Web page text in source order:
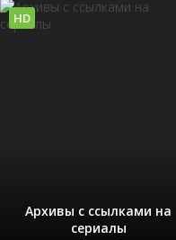
Архивы с ссылками на
сериалы
HD